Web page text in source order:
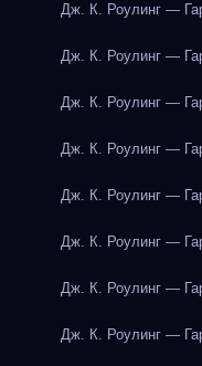
Дж. К. Роулинг —
Дж. К. Роулинг —
Дж. К. Роулинг —
Дж. К. Роулинг —
Дж. К. Роулинг —
Дж. К. Роулинг —
Дж. К. Роулинг —
Дж. К. Роулинг —